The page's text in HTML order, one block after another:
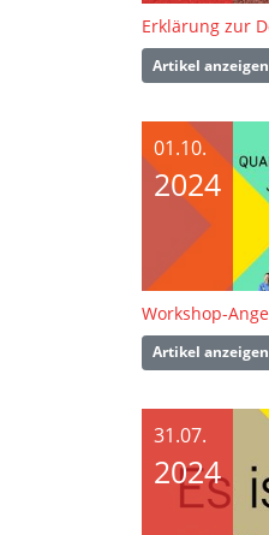
Artikel anzeigen
01.10.
2024
Artikel anzeigen
31.07.
2024